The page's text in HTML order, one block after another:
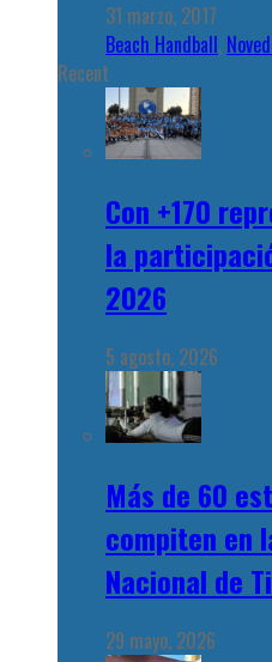
31 marzo, 2017
Beach Handball,
Recent
Con +170
la
2026
5 agosto, 2026
Más de 60
compiten en
Nacional de
29 mayo, 2026